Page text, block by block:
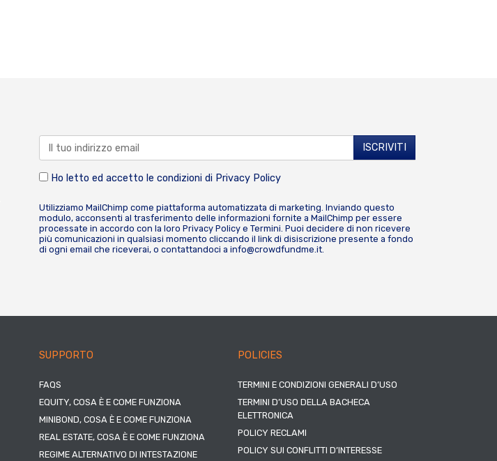
Ho letto ed accetto le condizioni di Privacy Policy
Utilizziamo MailChimp come piattaforma automatizzata di marketing. Inviando questo
modulo, acconsenti al trasferimento delle informazioni fornite a MailChimp per essere
processate in accordo con la loro Privacy Policy e Termini. Puoi decidere di non ricevere
più comunicazioni in qualsiasi momento cliccando il link di disiscrizione presente a fondo
di ogni email che riceverai, o contattandoci a info@crowdfundme.it.
SUPPORTO
FAQS
EQUITY, COSA È E COME FUNZIONA
MINIBOND, COSA È E COME FUNZIONA
REAL ESTATE, COSA È E COME FUNZIONA
REGIME ALTERNATIVO DI INTESTAZIONE
POLICIES
TERMINI E CONDIZIONI GENERALI D’USO
TERMINI D’USO DELLA BACHECA
ELETTRONICA
POLICY RECLAMI
POLICY SUI CONFLITTI D’INTERESSE